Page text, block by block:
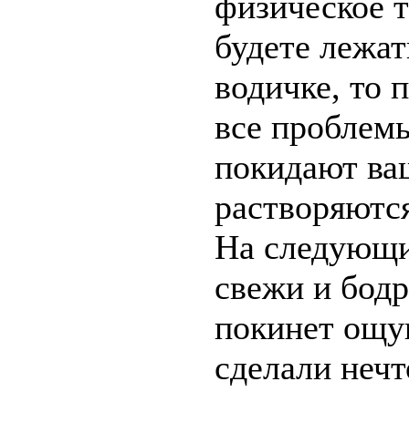
будете
водичке, то
все
покидают
На
свежи и
покинет
сделали